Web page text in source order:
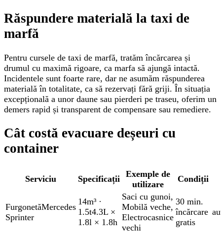
Răspundere materială la taxi de
marfă
Pentru cursele de taxi de marfă, tratăm încărcarea și
drumul cu maximă rigoare, ca marfa să ajungă intactă.
Incidentele sunt foarte rare, dar ne asumăm răspunderea
materială în totalitate, ca să rezervați fără griji. În situația
excepțională a unor daune sau pierderi pe traseu, oferim un
demers rapid și transparent de compensare sau remediere.
Cât costă evacuare deșeuri cu
container
Serviciu Specificații
Exemple de
utilizare
Condiții
FurgonetăMercedes
Sprinter
14m³ ·
1.5t4.3L ×
1.8l × 1.8h
Saci cu gunoi,
Mobilă veche,
Electrocasnice
vechi
30 min.
încărcare
gratis